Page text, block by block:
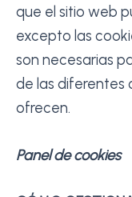
que el sitio web
excepto las
son necesarias
de las diferentes
ofrecen.
Panel de cookies